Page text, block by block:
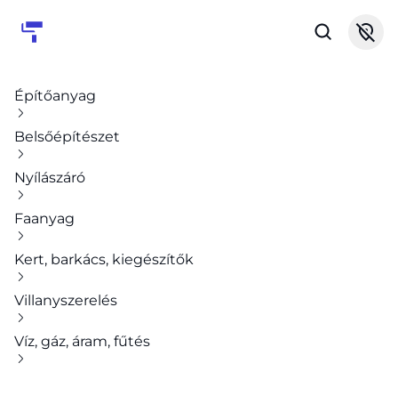
Építőanyag
Belsőépítészet
Nyílászáró
Faanyag
Kert, barkács, kiegészítők
Villanyszerelés
Víz, gáz, áram, fűtés